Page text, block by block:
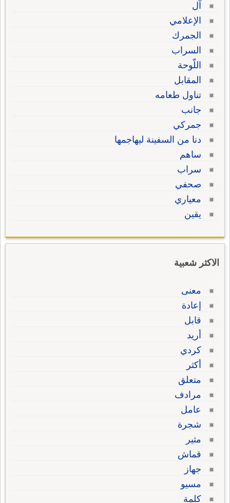
آل
الإعلامي
الجمرك
السراب
اللّوحة
المقابل
تناول طعامه
جانب
جمركي
دنا من السفينة ليهاجمها
ساهم
سراب
صحفي
معياري
يقين
الاكثر شعبية
معنى
إعادة
قابل
أريد
كردي
أكثر
متعلق
مرادف
عامل
شجرة
مثير
قماش
جهاز
مسيو
كلمة